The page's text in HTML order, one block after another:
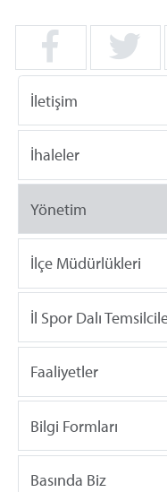
İletişim
İhaleler
Yönetim
İlçe Müdürlükleri
İl Spor Dalı
Faaliyetler
Bilgi Formları
Basında Biz